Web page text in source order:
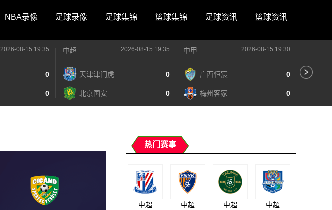
NBA录像 足球录像 足球集锦 篮球集锦 足球资讯 篮球资讯
2026-08-15 19:35
0
0
中超 2026-08-15 19:35
天津津门虎 0
北京国安 0
中甲 2026-08-15 19:30
广西恒宸 0
梅州客家 0
热门赛事
中超 中超 中超 中超